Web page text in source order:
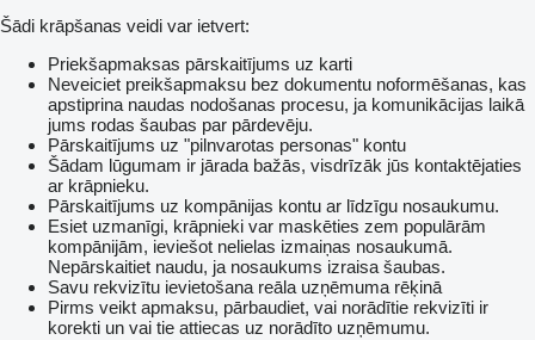
Šādi krāpšanas veidi var ietvert:
Priekšapmaksas pārskaitījums uz karti
Neveiciet preikšapmaksu bez dokumentu noformēšanas, kas
apstiprina naudas nodošanas procesu, ja komunikācijas laikā
jums rodas šaubas par pārdevēju.
Pārskaitījums uz "pilnvarotas personas" kontu
Šādam lūgumam ir jārada bažās, visdrīzāk jūs kontaktējaties
ar krāpnieku.
Pārskaitījums uz kompānijas kontu ar līdzīgu nosaukumu.
Esiet uzmanīgi, krāpnieki var maskēties zem populārām
kompānijām, ieviešot nelielas izmaiņas nosaukumā.
Nepārskaitiet naudu, ja nosaukums izraisa šaubas.
Savu rekvizītu ievietošana reāla uzņēmuma rēķinā
Pirms veikt apmaksu, pārbaudiet, vai norādītie rekvizīti ir
korekti un vai tie attiecas uz norādīto uzņēmumu.